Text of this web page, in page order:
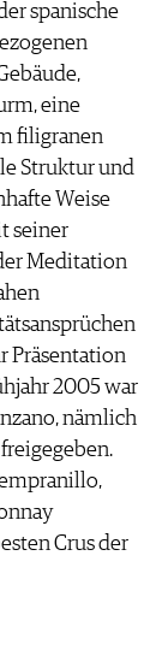
spanische
eine
filigranen
Struktur und
Weise
seiner
Meditation
Präsentation
2005 war
nämlich
Crus der